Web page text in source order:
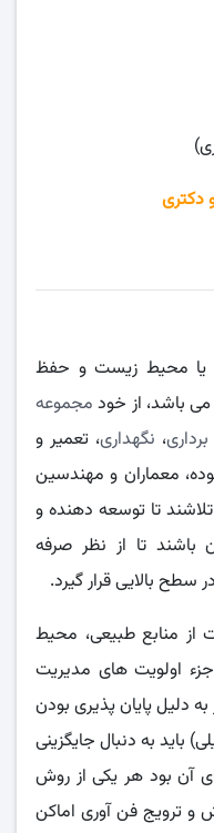
دکتری
یا محیط زیست و حفظ
باشد، از خود مجموعه
، نگهداری، تعمیر و
معماران و مهندسین
تا توسعه دهنده و
باشند تا از نظر صرفه
سطح بالایی قرار گیرد.
از منابع طبیعی، محیط
اولویت های مدیریت
دلیل پایان پذیری بودن
به دنبال جایگزینی
آن بود هر یکی از روش
و ترویج فن آوری اماکن